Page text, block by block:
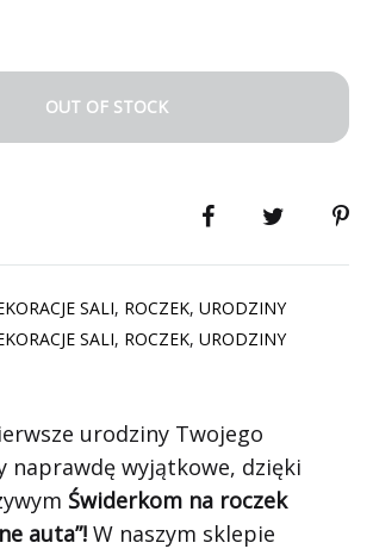
OUT OF STOCK
SALI, ROCZEK, URODZINY
SALI, ROCZEK, URODZINY
urodziny Twojego
naprawdę wyjątkowe, dzięki
Świderkom na roczek
auta”! W naszym sklepie